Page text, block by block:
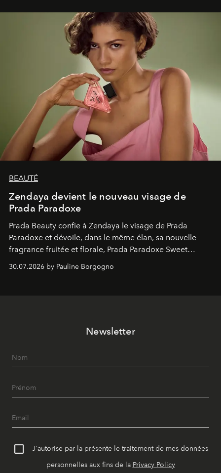
émerveillement.
BEAUTÉ
Zendaya devient le nouveau visage de
Prada Paradoxe
Prada Beauty confie à Zendaya le visage de Prada
Paradoxe et dévoile, dans le même élan, sa nouvelle
fragrance fruitée et florale, Prada Paradoxe Sweet
Chemistry Eau de Parfum.
30.07.2026 by Pauline Borgogno
Newsletter
J'autorise par la présente le traitement de mes données
personnelles aux fins de la Privacy Policy